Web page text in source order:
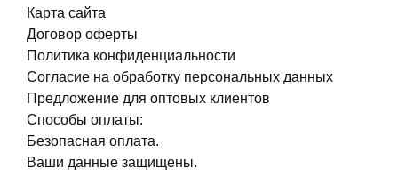
Карта сайта
Договор оферты
Политика конфиденциальности
Согласие на обработку персональных данных
Предложение для оптовых клиентов
Способы оплаты:
Безопасная оплата.
Ваши данные защищены.